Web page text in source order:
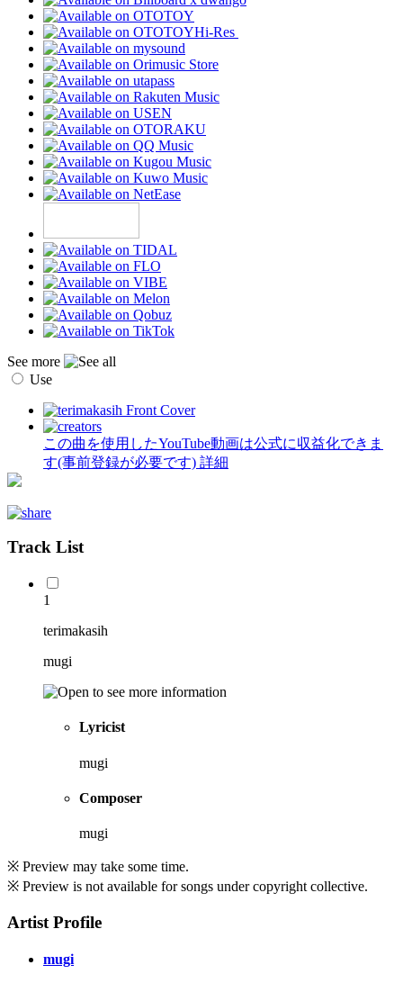
Hi-Res
See more
Use
この曲を使用したYouTube動画は公式に収益化できま
す(事前登録が必要です) 詳細
Track List
1
terimakasih
mugi
Lyricist
mugi
Composer
mugi
※ Preview may take some time.
※ Preview is not available for songs under copyright collective.
Artist Profile
mugi